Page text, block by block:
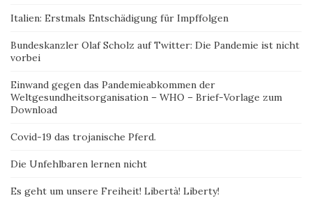
Italien: Erstmals Entschädigung für Impffolgen
Bundeskanzler Olaf Scholz auf Twitter: Die Pandemie ist nicht
vorbei
Einwand gegen das Pandemieabkommen der
Weltgesundheitsorganisation – WHO – Brief-Vorlage zum
Download
Covid-19 das trojanische Pferd.
Die Unfehlbaren lernen nicht
Es geht um unsere Freiheit! Libertà! Liberty!